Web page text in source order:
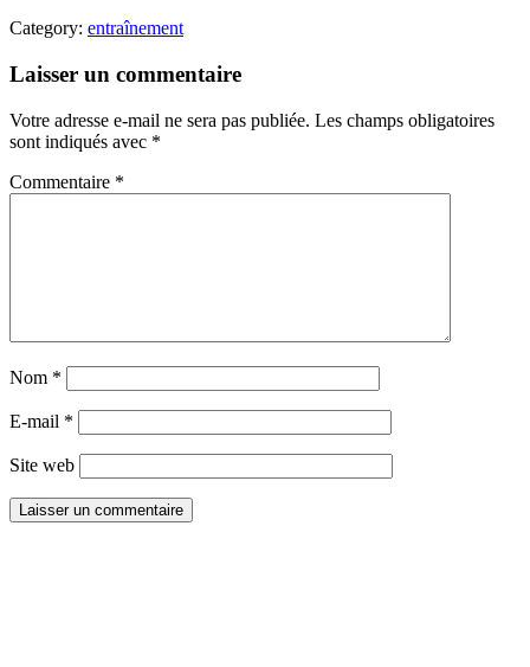
Category: entraînement
Laisser un commentaire
Votre adresse e-mail ne sera pas publiée. Les champs obligatoires
sont indiqués avec *
Commentaire *
Nom *
E-mail *
Site web